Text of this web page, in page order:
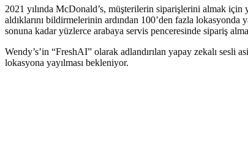
2021 yılında McDonald’s, müşterilerin siparişlerini almak
aldıklarını bildirmelerinin ardından 100’den fazla
sonuna kadar yüzlerce arabaya servis penceresinde sipariş
Wendy’s’in “FreshAI” olarak adlandırılan yapay zekalı sesli
lokasyona yayılması bekleniyor.